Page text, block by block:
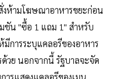
ห้ามโฆษณาอาหารขยะก่อน
ชัน "ซื้อ 1 แถม 1" สำหรับ
การระบุแคลอรีของอาหาร
ด้วย นอกจากนี้ รัฐบาลจะจัด